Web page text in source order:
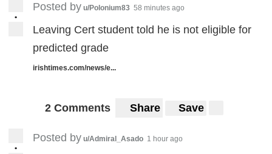
•
Posted by u/Polonium83 58 minutes ago
Leaving Cert student told he is not eligible for
predicted grade
irishtimes.com/news/e...
2 Comments Share Save
•
Posted by u/Admiral_Asado 1 hour ago